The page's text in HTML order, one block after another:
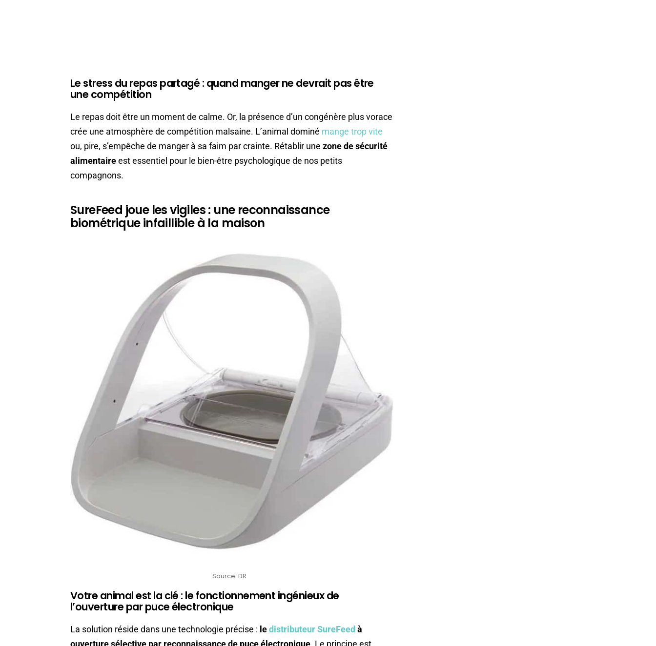
Le stress du repas partagé : quand manger ne devrait pas être
une compétition
Le repas doit être un moment de calme. Or, la présence d’un congénère plus vorace
crée une atmosphère de compétition malsaine. L’animal dominé mange trop vite
ou, pire, s’empêche de manger à sa faim par crainte. Rétablir une zone de sécurité
alimentaireest essentiel pour le bien-être psychologique de nos petits
compagnons.
SureFeed joue les vigiles : une reconnaissance
biométrique infaillible à la maison
Source: DR
Votre animal est la clé : le fonctionnement ingénieux de
l’ouverture par puce électronique
La solution réside dans une technologie précise : ledistributeur SureFeed à